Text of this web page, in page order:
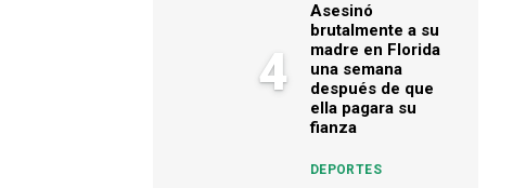
4
Asesinó
brutalmente a su
madre en Florida
una semana
después de que
ella pagara su
fianza
DEPORTES